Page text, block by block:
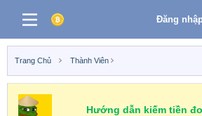
Đăng
Trang Chủ Thành Viên
Hướng dẫn kiếm tiền